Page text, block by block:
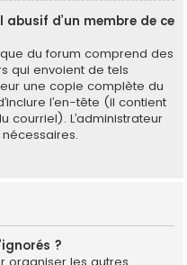
abusif d’un membre de ce
du forum comprend des
qui envoient de tels
une copie complète du
l’en-tête (il contient
courriel). L’administrateur
?